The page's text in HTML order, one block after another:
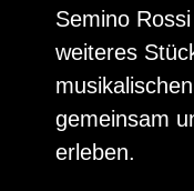
Semino
weiteres
gemeinsam
erleben.